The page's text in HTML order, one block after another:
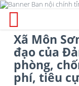
Xã Môn
đạo của
phòng,
phí, tiêu